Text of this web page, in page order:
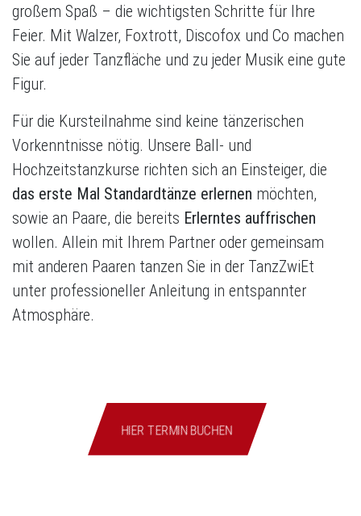
großem Spaß – die wichtigsten Schritte für Ihre
Feier. Mit Walzer, Foxtrott, Discofox und Co machen
Sie auf jeder Tanzfläche und zu jeder Musik eine gute
Figur.
Für die Kursteilnahme sind keine tänzerischen
Vorkenntnisse nötig. Unsere Ball- und
Hochzeitstanzkurse richten sich an Einsteiger, die
das erste Mal Standardtänze erlernen möchten,
sowie an Paare, die bereits Erlerntes auffrischen
wollen. Allein mit Ihrem Partner oder gemeinsam
mit anderen Paaren tanzen Sie in der TanzZwiEt
unter professioneller Anleitung in entspannter
Atmosphäre.
HIER TERMIN BUCHEN